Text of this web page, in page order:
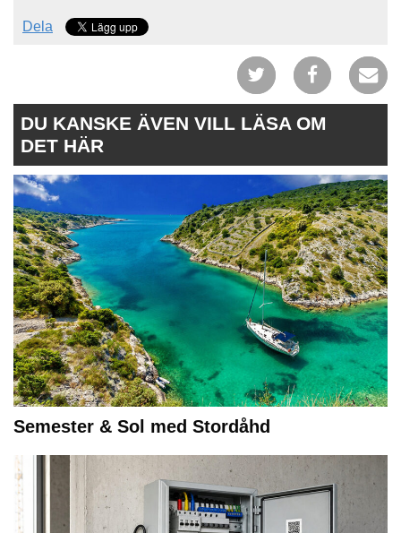
Dela
DU KANSKE ÄVEN VILL LÄSA OM
DET HÄR
Semester & Sol med Stordåhd